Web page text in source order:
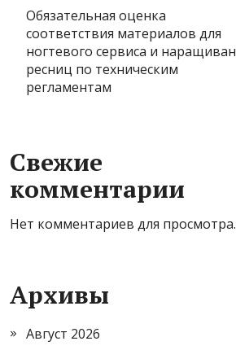
Обязательная оценка
соответствия материалов для
ногтевого сервиса и
ресниц по техническим
регламентам
Свежие
комментарии
Нет комментариев для просмотра.
Архивы
Август 2026